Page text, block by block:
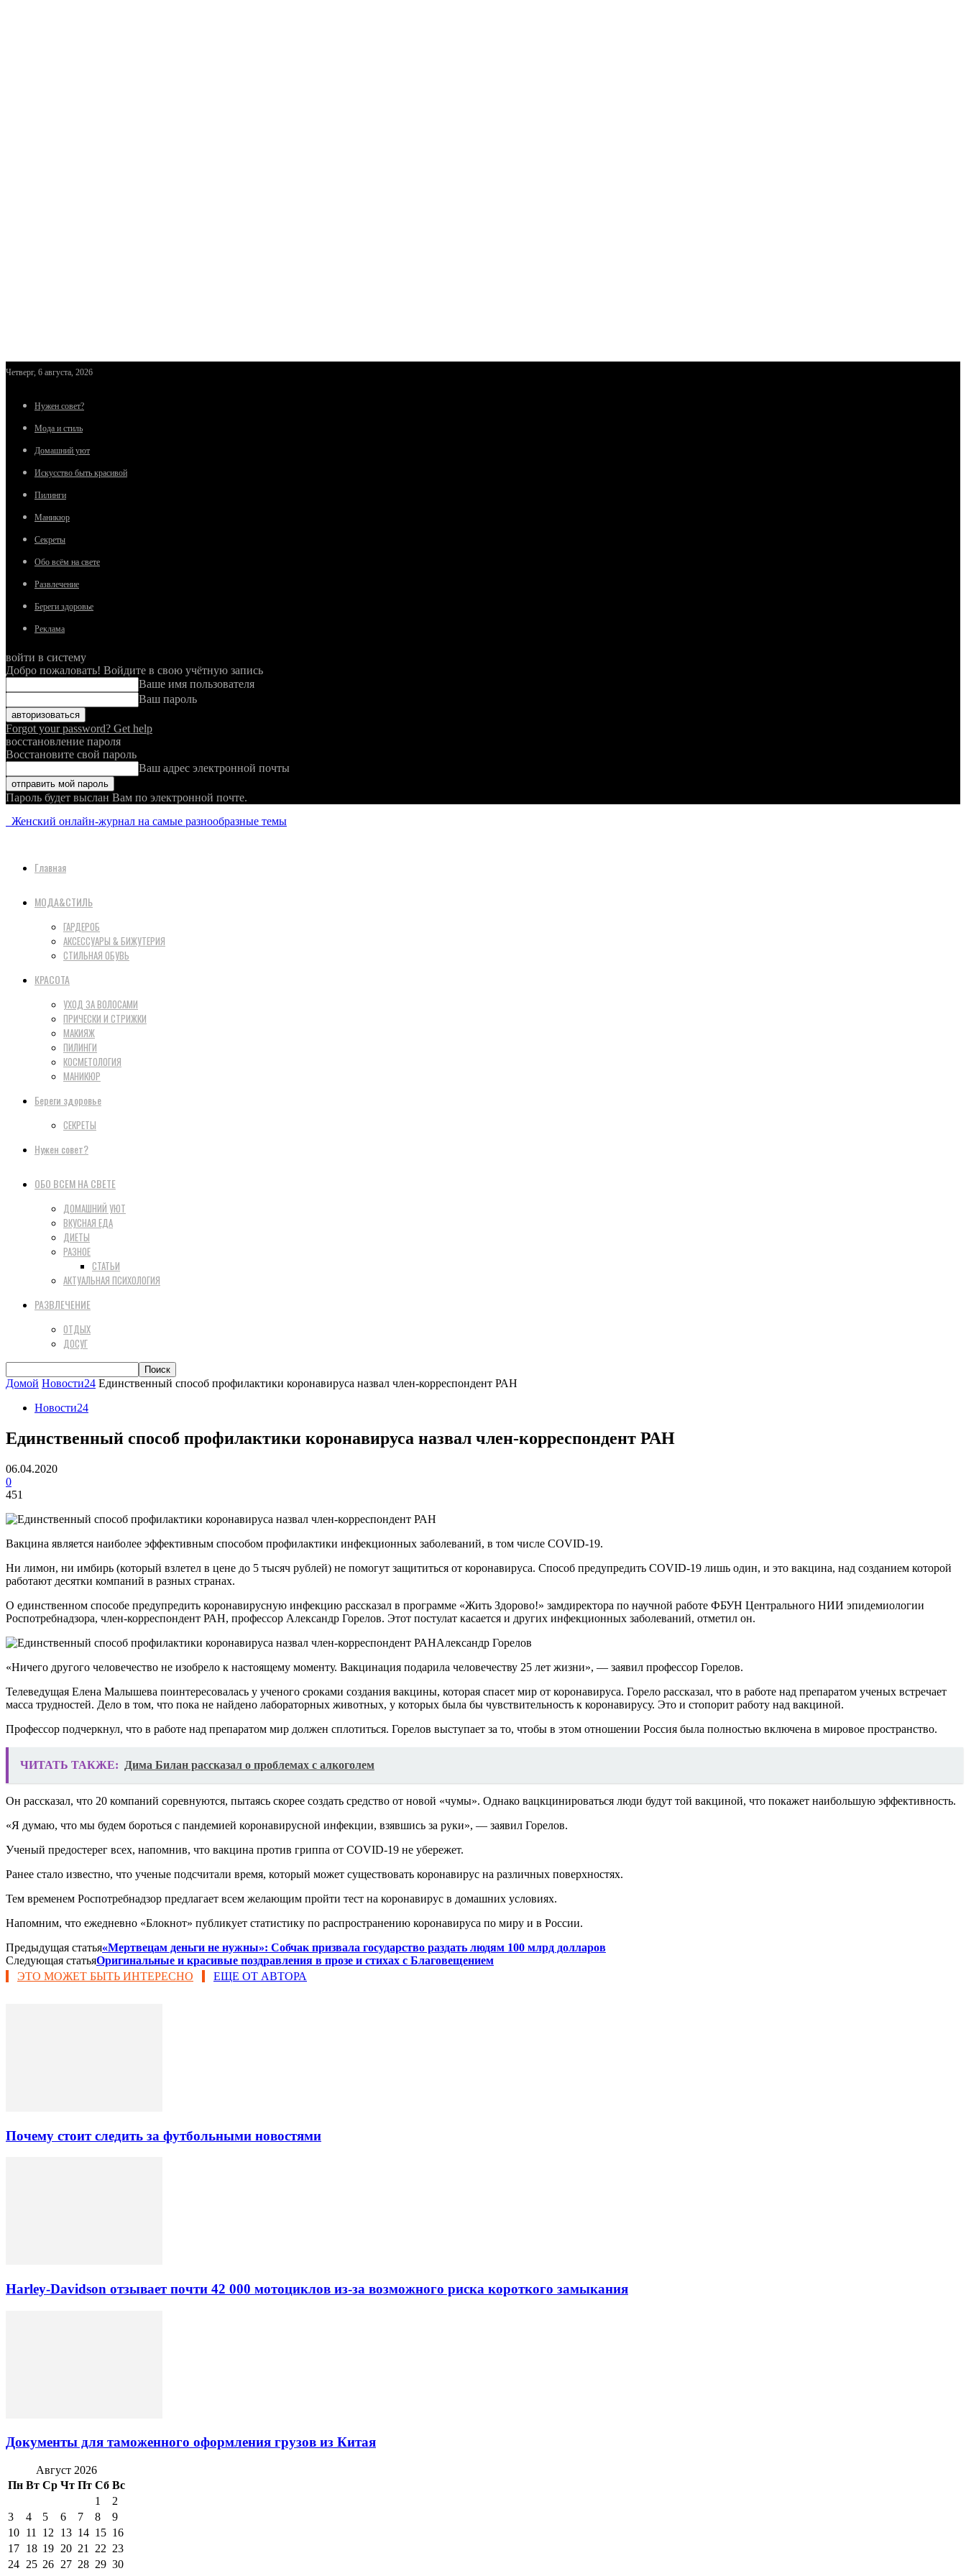
Четверг, 6 августа, 2026
Нужен совет?
Мода и стиль
Домашний уют
Искусство быть красивой
Пилинги
Маникюр
Секреты
Обо всём на свете
Развлечение
Береги здоровье
Реклама
войти в систему
Добро пожаловать! Войдите в свою учётную запись
Ваше имя пользователя
Ваш пароль
Forgot your password? Get help
восстановление пароля
Восстановите свой пароль
Ваш адрес электронной почты
Пароль будет выслан Вам по электронной почте.
Женский онлайн-журнал на самые разнообразные темы
Главная
МОДА&СТИЛЬ
ГАРДЕРОБ
АКСЕССУАРЫ & БИЖУТЕРИЯ
СТИЛЬНАЯ ОБУВЬ
КРАСОТА
УХОД ЗА ВОЛОСАМИ
ПРИЧЕСКИ И СТРИЖКИ
МАКИЯЖ
ПИЛИНГИ
КОСМЕТОЛОГИЯ
МАНИКЮР
Береги здоровье
СЕКРЕТЫ
Нужен совет?
ОБО ВСЕМ НА СВЕТЕ
ДОМАШНИЙ УЮТ
ВКУСНАЯ ЕДА
ДИЕТЫ
РАЗНОЕ
СТАТЬИ
АКТУАЛЬНАЯ ПСИХОЛОГИЯ
РАЗВЛЕЧЕНИЕ
ОТДЫХ
ДОСУГ
Домой Новости24 Единственный способ профилактики коронавируса назвал член-корреспондент РАН
Новости24
Единственный способ профилактики коронавируса назвал член-корреспондент РАН
06.04.2020
0
451
Вакцина является наиболее эффективным способом профилактики инфекционных заболеваний, в том числе COVID-19.
Ни лимон, ни имбирь (который взлетел в цене до 5 тысяч рублей) не помогут защититься от коронавируса. Способ предупредить COVID-19 лишь один, и это вакцина, над созданием которой
работают десятки компаний в разных странах.
О единственном способе предупредить коронавирусную инфекцию рассказал в программе «Жить Здорово!» замдиректора по научной работе ФБУН Центрального НИИ эпидемиологии
Роспотребнадзора, член-корреспондент РАН, профессор Александр Горелов. Этот постулат касается и других инфекционных заболеваний, отметил он.
Александр Горелов
«Ничего другого человечество не изобрело к настоящему моменту. Вакцинация подарила человечеству 25 лет жизни», — заявил профессор Горелов.
Телеведущая Елена Малышева поинтересовалась у ученого сроками создания вакцины, которая спасет мир от коронавируса. Горело рассказал, что в работе над препаратом ученых встречает
масса трудностей. Дело в том, что пока не найдено лабораторных животных, у которых была бы чувствительность к коронавирусу. Это и стопорит работу над вакциной.
Профессор подчеркнул, что в работе над препаратом мир должен сплотиться. Горелов выступает за то, чтобы в этом отношении Россия была полностью включена в мировое пространство.
ЧИТАТЬ ТАКЖЕ: Дима Билан рассказал о проблемах с алкоголем
Он рассказал, что 20 компаний соревнуются, пытаясь скорее создать средство от новой «чумы». Однако вацкцинироваться люди будут той вакциной, что покажет наибольшую эффективность.
«Я думаю, что мы будем бороться с пандемией коронавирусной инфекции, взявшись за руки», — заявил Горелов.
Ученый предостерег всех, напомнив, что вакцина против гриппа от COVID-19 не убережет.
Ранее стало известно, что ученые подсчитали время, который может существовать коронавирус на различных поверхностях.
Тем временем Роспотребнадзор предлагает всем желающим пройти тест на коронавирус в домашних условиях.
Напомним, что ежедневно «Блокнот» публикует статистику по распространению коронавируса по миру и в России.
Предыдущая статья«Мертвецам деньги не нужны»: Собчак призвала государство раздать людям 100 млрд долларов
Следующая статьяОригинальные и красивые поздравления в прозе и стихах с Благовещением
ЭТО МОЖЕТ БЫТЬ ИНТЕРЕСНО
ЕЩЕ ОТ АВТОРА
Почему стоит следить за футбольными новостями
Harley-Davidson отзывает почти 42 000 мотоциклов из-за возможного риска короткого замыкания
Документы для таможенного оформления грузов из Китая
Август 2026
Пн Вт Ср Чт Пт Сб Вс
1
2
3
4 5 6 7 8
9
10 11 12 13 14 15 16
17 18 19 20 21 22 23
24 25 26 27 28 29 30